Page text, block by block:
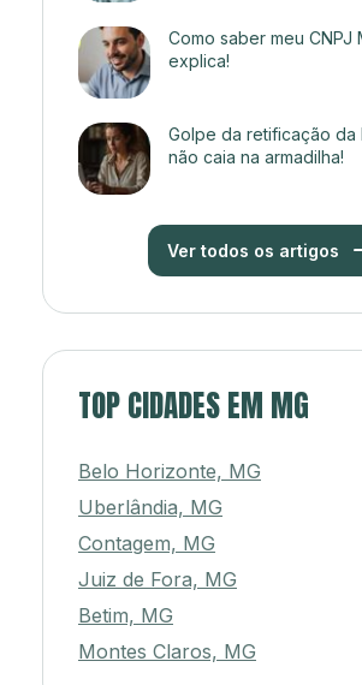
Como saber meu CNPJ
explica!
Golpe da retificação da
não caia na armadilha!
Ver todos os artigos
TOP CIDADES EM MG
Belo Horizonte, MG
Uberlândia, MG
Contagem, MG
Juiz de Fora, MG
Betim, MG
Montes Claros, MG